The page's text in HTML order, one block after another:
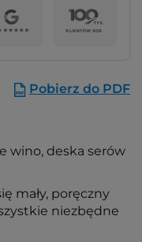
Pobierz do PDF
wino, deska serów
mały, poręczny
niezbędne